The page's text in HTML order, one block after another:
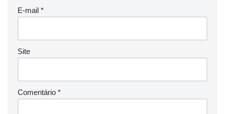
E-mail *
Site
Comentário *